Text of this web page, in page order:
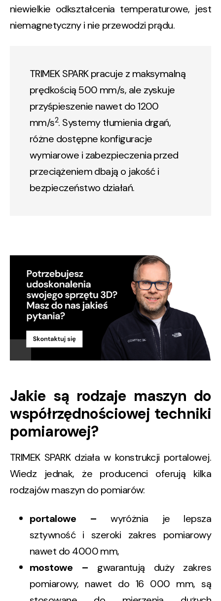
niewielkie odkształcenia temperaturowe, jest
niemagnetyczny i nie przewodzi prądu.
TRIMEK SPARK pracuje z maksymalną
prędkością 500 mm/s, ale zyskuje
przyśpieszenie nawet do 1200
mm/s2. Systemy tłumienia drgań,
różne dostępne konfiguracje
wymiarowe i zabezpieczenia przed
przeciążeniem dbają o jakość i
bezpieczeństwo działań.
Jakie są rodzaje maszyn do
współrzędnościowej techniki
pomiarowej?
TRIMEK SPARK działa w konstrukcji portalowej.
Wiedz jednak, że producenci oferują kilka
rodzajów maszyn do pomiarów:
portalowe – wyróżnia je lepsza
sztywność i szeroki zakres pomiarowy
nawet do 4000 mm,
mostowe – gwarantują duży zakres
pomiarowy, nawet do 16 000 mm, są